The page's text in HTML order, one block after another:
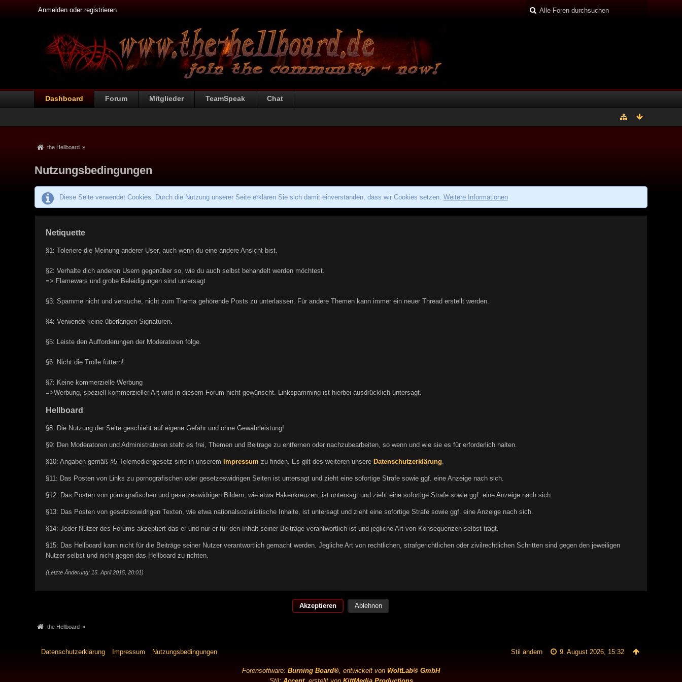
Anmelden oder registrieren
Dashboard Forum Mitglieder TeamSpeak Chat
the Hellboard »
Nutzungsbedingungen
Diese Seite verwendet Cookies. Durch die Nutzung unserer Seite erklären Sie sich damit einverstanden, dass wir Cookies setzen. Weitere Informationen
Netiquette
§1: Toleriere die Meinung anderer User, auch wenn du eine andere Ansicht bist.
§2: Verhalte dich anderen Usern gegenüber so, wie du auch selbst behandelt werden möchtest.
=> Flamewars und grobe Beleidigungen sind untersagt
§3: Spamme nicht und versuche, nicht zum Thema gehörende Posts zu unterlassen. Für andere Themen kann immer ein neuer Thread erstellt werden.
§4: Verwende keine überlangen Signaturen.
§5: Leiste den Aufforderungen der Moderatoren folge.
§6: Nicht die Trolle füttern!
§7: Keine kommerzielle Werbung
=>Werbung, speziell kommerzieller Art wird in diesem Forum nicht gewünscht. Linkspamming ist hierbei ausdrücklich untersagt.
Hellboard
§8: Die Nutzung der Seite geschieht auf eigene Gefahr und ohne Gewährleistung!
§9: Den Moderatoren und Administratoren steht es frei, Themen und Beitrage zu entfernen oder nachzubearbeiten, so wenn und wie sie es für erforderlich halten.
§10: Angaben gemäß §5 Telemediengesetz sind in unserem Impressum zu finden. Es gilt des weiteren unsere Datenschutzerklärung
§11: Das Posten von Links zu pornografischen oder gesetzeswidrigen Seiten ist untersagt und zieht eine sofortige Strafe sowie ggf. eine Anzeige nach sich.
§12: Das Posten von pornografischen und gesetzeswidrigen Bildern, wie etwa Hakenkreuzen, ist untersagt und zieht eine sofortige Strafe sowie ggf. eine Anzeige nach sich.
§13: Das Posten von gesetzeswidrigen Texten, wie etwa nationalsozialistische Inhalte, ist untersagt und zieht eine sofortige Strafe sowie ggf. eine Anzeige nach sich.
§14: Jeder Nutzer des Forums akzeptiert das er und nur er für den Inhalt seiner Beiträge verantwortlich ist und jegliche Art von Konsequenzen selbst trägt.
§15: Das Hellboard kann nicht für die Beiträge seiner Nutzer verantwortlich gemacht werden. Jegliche Art von rechtlichen, strafgerichtlichen oder zivilrechtlichen Schritten sind gegen den jeweiligen
Nutzer selbst und nicht gegen das Hellboard zu richten.
(Letzte Änderung: 15. April 2015, 20:01)
Ablehnen
the Hellboard »
Datenschutzerklärung Impressum Nutzungsbedingungen 9. August 2026, 15:32
Stil ändern
Forensoftware: Burning Board®, entwickelt von WoltLab® GmbH